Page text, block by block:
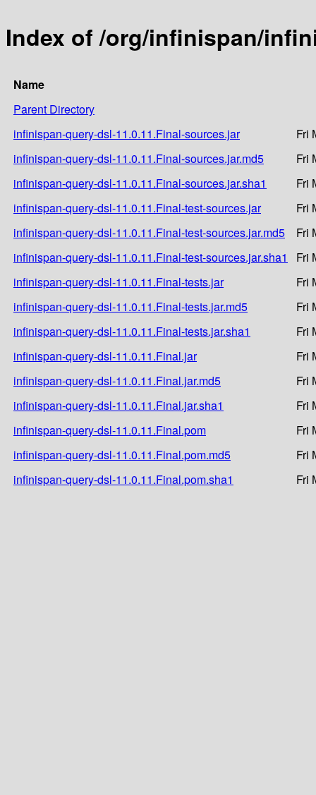
Index of /org/infinispan/
Name
Parent Directory
infinispan-query-dsl-11.0.11.Final-sources.jar
Fri
infinispan-query-dsl-11.0.11.Final-sources.jar.md5
Fri
infinispan-query-dsl-11.0.11.Final-sources.jar.sha1
Fri
infinispan-query-dsl-11.0.11.Final-test-sources.jar
Fri
infinispan-query-dsl-11.0.11.Final-test-sources.jar.md5
Fri
infinispan-query-dsl-11.0.11.Final-test-sources.jar.sha1
Fri
infinispan-query-dsl-11.0.11.Final-tests.jar
Fri
infinispan-query-dsl-11.0.11.Final-tests.jar.md5
Fri
infinispan-query-dsl-11.0.11.Final-tests.jar.sha1
Fri
infinispan-query-dsl-11.0.11.Final.jar
Fri
infinispan-query-dsl-11.0.11.Final.jar.md5
Fri
infinispan-query-dsl-11.0.11.Final.jar.sha1
Fri
infinispan-query-dsl-11.0.11.Final.pom
Fri
infinispan-query-dsl-11.0.11.Final.pom.md5
Fri
infinispan-query-dsl-11.0.11.Final.pom.sha1
Fri